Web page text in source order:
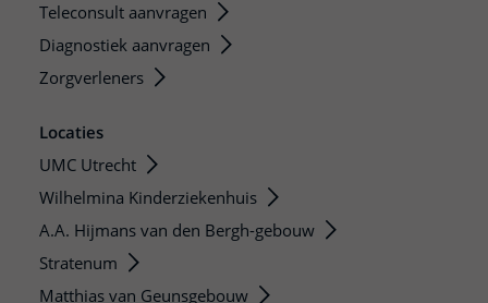
Teleconsult aanvragen
Diagnostiek aanvragen
Zorgverleners
Locaties
UMC Utrecht
Wilhelmina Kinderziekenhuis
A.A. Hijmans van den Bergh-gebouw
Stratenum
Matthias van Geunsgebouw